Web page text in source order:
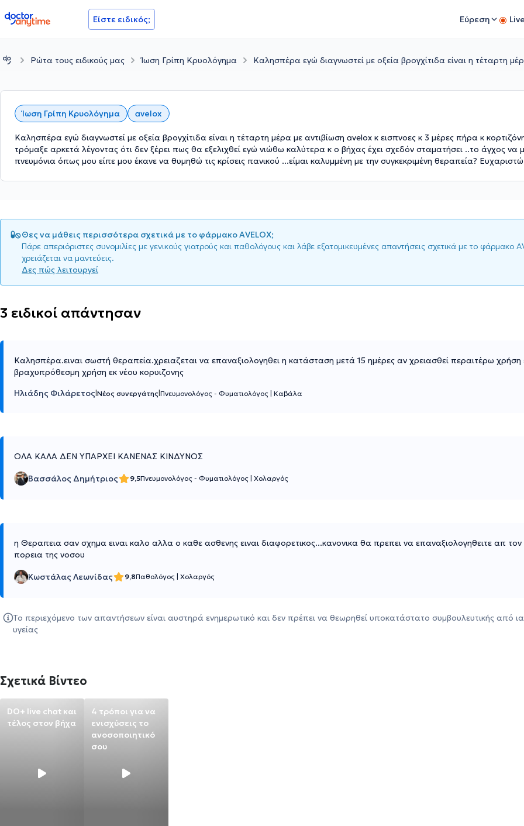
doctoranytime Είστε ειδικός; Εύρεση
Ρώτα τους ειδικούς μας Ίωση Γρίπη Κρυολόγημα Καλησπέρα εγώ διαγνωστεί με οξεία βρογχίτιδα είναι η τέταρτη
Ίωση Γρίπη Κρυολόγημα avelox
Καλησπέρα εγώ διαγνωστεί με οξεία βρογχίτιδα είναι η τέταρτη μέρα με αντιβίωση avelox κ εισπνοες κ 3 μέρες πήρα κ
τρόμαξε αρκετά λέγοντας ότι δεν ξέρει πως θα εξελιχθεί εγώ νιώθω καλύτερα κ ο βήχας έχει σχεδόν σταματήσει ..το άγχος να
πνευμόνια όπως μου είπε μου έκανε να θυμηθώ τις κρίσεις πανικού ...είμαι καλυμμένη με την συγκεκριμένη θεραπεία?
Θες να μάθεις περισσότερα σχετικά με το φάρμακο AVELOX;
Πάρε απεριόριστες συνομιλίες με γενικούς γιατρούς και παθολόγους και λάβε εξατομικευμένες απαντήσεις σχετικά με το φάρμακο
χρειάζεται να μαντεύεις.
Δες πώς λειτουργεί
3 ειδικοί απάντησαν
Καλησπέρα.ειναι σωστή θεραπεία.χρειαζεται να επαναξιολογηθει η κατάσταση μετά 15 ημέρες αν χρειασθεί περαιτέρω χρήση
βραχυπρόθεσμη χρήση εκ νέου κορυιζονης
Ηλιάδης Φιλάρετος Νέος συνεργάτης Πνευμονολόγος - Φυματιολόγος Καβάλα
ΟΛΑ ΚΑΛΑ ΔΕΝ ΥΠΑΡΧΕΙ ΚΑΝΕΝΑΣ ΚΙΝΔΥΝΟΣ
Βασσάλος Δημήτριος 9,5Πνευμονολόγος - Φυματιολόγος Χολαργός
η Θεραπεια σαν σχημα ειναι καλο αλλα ο καθε ασθενης ειναι διαφορετικος...κανονικα θα πρεπει να επαναξιολογηθειτε απ
πορεια της νοσου
Κωστάλας Λεωνίδας 9,8Παθολόγος Χολαργός
Το περιεχόμενο των απαντήσεων είναι αυστηρά ενημερωτικό και δεν πρέπει να θεωρηθεί υποκατάστατο συμβουλευτικής από
υγείας
Σχετικά Βίντεο
DO+ live chat και
τέλος στον βήχα
4 τρόποι για να
ενισχύσεις το
ανοσοποιητικό
σου